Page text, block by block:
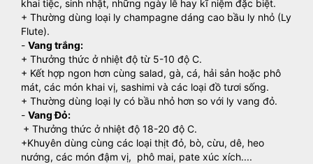
khai tiệc, sinh nhật, những ngày lễ hay kĩ niệm đặc biệt.
+ Thường dùng loại ly champagne dáng cao bầu ly nhỏ (Ly
Flute).
- Vang trắng:
+ Thưởng thức ở nhiệt độ từ 5-10 độ C.
+ Kết hợp ngon hơn cùng salad, gà, cá, hải sản hoặc phô
mát, các món khai vị, sashimi và các loại đồ tươi sống.
+ Thường dùng loại ly có bầu nhỏ hơn so với ly vang đỏ.
- Vang Đỏ:
+ Thưởng thức ở nhiệt độ 18-20 độ C.
+Khuyên dùng cùng các loại thịt đỏ, bò, cừu, dê, heo
nướng, các món đậm vị, phô mai, pate xúc xích....